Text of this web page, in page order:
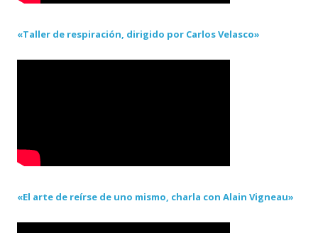
«Taller de respiración, dirigido por Carlos Velasco»
«El arte de reírse de uno mismo, charla con Alain Vigneau»